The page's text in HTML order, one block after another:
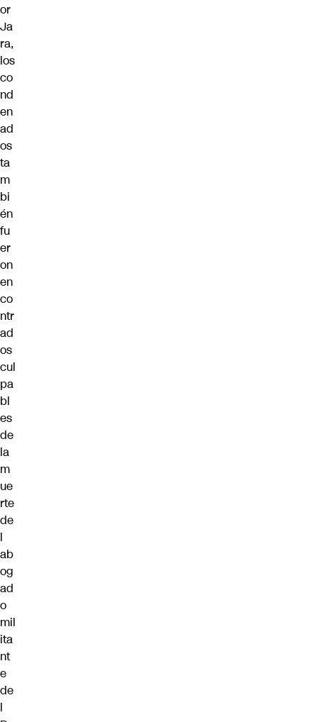
or
Ja
ra,
los
co
nd
en
ad
os
ta
m
bi
én
fu
er
on
en
co
ntr
ad
os
cul
pa
bl
es
de
la
m
ue
rte
de
l
ab
og
ad
o
mil
ita
nt
e
de
l